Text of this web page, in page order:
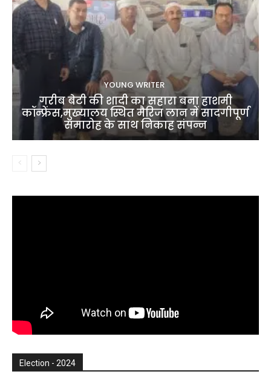
YOUNG WRITER
गरीब बेटी की शादी का सहारा बना हाशमी
कॉन्फ्रेंस,मुख्यालय स्थित मैरिज लान में सादगीपूर्ण
समारोह के साथ निकाह संपन्न
Election - 2024